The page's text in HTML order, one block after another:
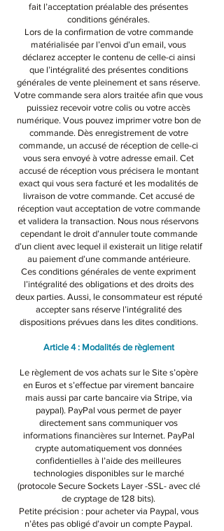
fait l’acceptation préalable des présentes
conditions générales.
Lors de la confirmation de votre commande
matérialisée par l’envoi d’un email, vous
déclarez accepter le contenu de celle-ci ainsi
que l’intégralité des présentes conditions
générales de vente pleinement et sans réserve.
Votre commande sera alors traitée afin que vous
puissiez recevoir votre colis ou votre accès
numérique. Vous pouvez imprimer votre bon de
commande. Dès enregistrement de votre
commande, un accusé de réception de celle-ci
vous sera envoyé à votre adresse email. Cet
accusé de réception vous précisera le montant
exact qui vous sera facturé et les modalités de
livraison de votre commande. Cet accusé de
réception vaut acceptation de votre commande
et validera la transaction. Nous nous réservons
cependant le droit d’annuler toute commande
d’un client avec lequel il existerait un litige relatif
au paiement d’une commande antérieure.
Ces conditions générales de vente expriment
l’intégralité des obligations et des droits des
deux parties. Aussi, le consommateur est réputé
accepter sans réserve l’intégralité des
dispositions prévues dans les dites conditions.
Article 4 : Modalités de règlement​
Le règlement de vos achats sur le Site s’opère
en Euros et s’effectue par virement bancaire
mais aussi par carte bancaire via Stripe, via
paypal). PayPal vous permet de payer
directement sans communiquer vos
informations financières sur Internet. PayPal
crypte automatiquement vos données
confidentielles à l’aide des meilleures
technologies disponibles sur le marché
(protocole Secure Sockets Layer -SSL- avec clé
de cryptage de 128 bits).
Petite précision : pour acheter via Paypal, vous
n’êtes pas obligé d’avoir un compte Paypal.